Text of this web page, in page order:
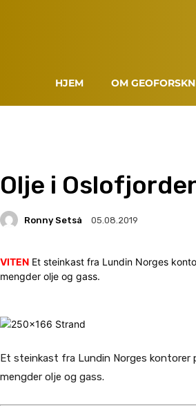
HJEM OM
Olje i
Ronny Setså 05.08.2019
VITEN Et steinkast fra Lundin Norges
mengder olje og gass.
Et steinkast fra Lundin Norges kontorer
mengder olje og gass.